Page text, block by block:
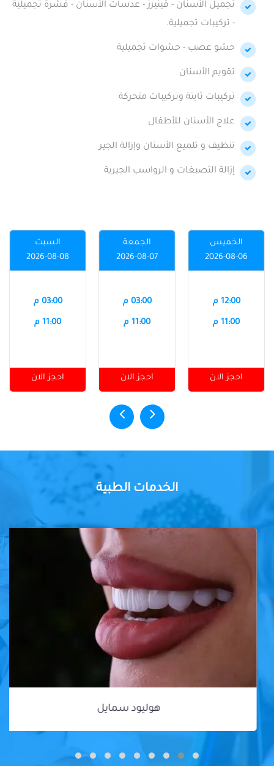
تجميل الأسنان - ڤينيرز - عدسات الأسنان - قشرة تجميلية
- تركيبات تجميلية.
حشو عصب - حشوات تجميلية
تقويم الأسنان
تركيبات ثابتة وتركيبات متحركة
علاج الأسنان للأطفال
تنظيف و تلميع الأسنان وإزالة الجير
إزالة التصبغات و الرواسب الجيرية
الخميس
2026-08-06
12:00 م
11:00 م
احجز الان
الجمعة
2026-08-07
03:00 م
11:00 م
احجز الان
السبت
2026-08-08
03:00 م
11:00 م
احجز الان
الخدمات الطبية
هوليود سمايل